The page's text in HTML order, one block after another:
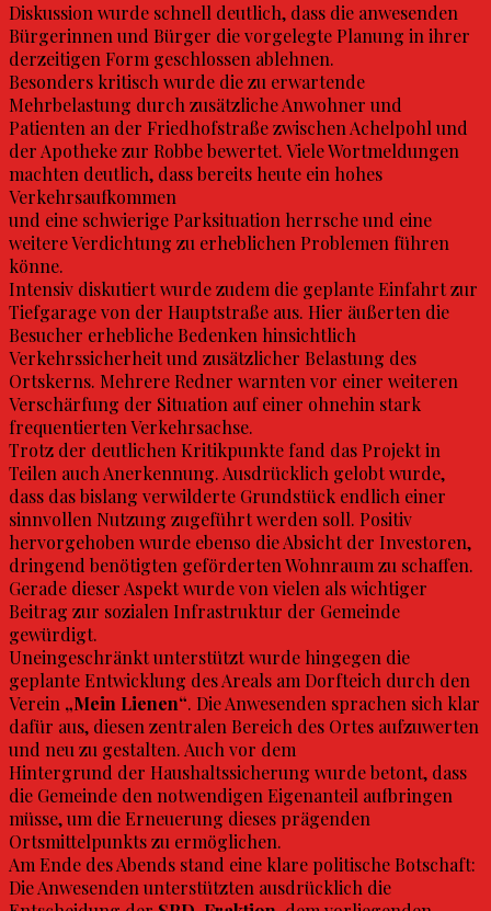
Diskussion wurde schnell deutlich, dass die anwesenden
Bürgerinnen und Bürger die vorgelegte Planung in ihrer
derzeitigen Form geschlossen ablehnen.
Besonders kritisch wurde die zu erwartende
Mehrbelastung durch zusätzliche Anwohner und
Patienten an der Friedhofstraße zwischen Achelpohl und
der Apotheke zur Robbe bewertet. Viele Wortmeldungen
machten deutlich, dass bereits heute ein hohes
Verkehrsaufkommen
und eine schwierige Parksituation herrsche und eine
weitere Verdichtung zu erheblichen Problemen führen
könne.
Intensiv diskutiert wurde zudem die geplante Einfahrt zur
Tiefgarage von der Hauptstraße aus. Hier äußerten die
Besucher erhebliche Bedenken hinsichtlich
Verkehrssicherheit und zusätzlicher Belastung des
Ortskerns. Mehrere Redner warnten vor einer weiteren
Verschärfung der Situation auf einer ohnehin stark
frequentierten Verkehrsachse.
Trotz der deutlichen Kritikpunkte fand das Projekt in
Teilen auch Anerkennung. Ausdrücklich gelobt wurde,
dass das bislang verwilderte Grundstück endlich einer
sinnvollen Nutzung zugeführt werden soll. Positiv
hervorgehoben wurde ebenso die Absicht der Investoren,
dringend benötigten geförderten Wohnraum zu schaffen.
Gerade dieser Aspekt wurde von vielen als wichtiger
Beitrag zur sozialen Infrastruktur der Gemeinde
gewürdigt.
Uneingeschränkt unterstützt wurde hingegen die
geplante Entwicklung des Areals am Dorfteich durch den
Verein „Mein Lienen“. Die Anwesenden sprachen sich klar
dafür aus, diesen zentralen Bereich des Ortes aufzuwerten
und neu zu gestalten. Auch vor dem
Hintergrund der Haushaltssicherung wurde betont, dass
die Gemeinde den notwendigen Eigenanteil aufbringen
müsse, um die Erneuerung dieses prägenden
Ortsmittelpunkts zu ermöglichen.
Am Ende des Abends stand eine klare politische Botschaft:
Die Anwesenden unterstützten ausdrücklich die